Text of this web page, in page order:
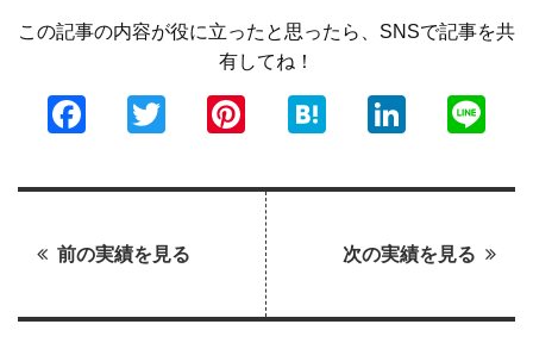
この記事の内容が役に立ったと思ったら、SNSで記事を共
有してね！
Facebook
Twitter Pinterest
Hatena
前の実績を見る 次の実績を見る